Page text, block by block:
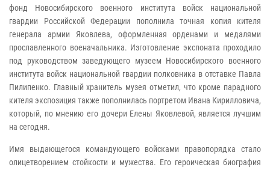
фонд Новосибирского военного института войск национальной
гвардии Российской Федерации пополнила точная копия кителя
генерала армии Яковлева, оформленная орденами и медалями
прославленного военачальника. Изготовление экспоната проходило
под руководством заведующего музеем Новосибирского военного
института войск национальной гвардии полковника в отставке Павла
Пилипенко. Главный хранитель музея отметил, что кроме парадного
кителя экспозиция также пополнилась портретом Ивана Кирилловича,
который, по мнению его дочери Елены Яковлевой, является лучшим
на сегодня.
Имя выдающегося командующего войсками правопорядка стало
олицетворением стойкости и мужества. Его героическая биография